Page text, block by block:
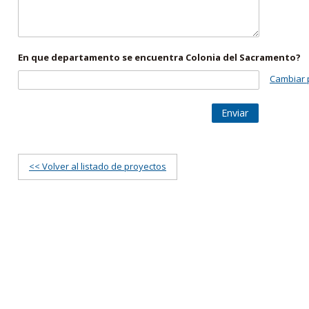
En que departamento se encuentra Colonia del Sacramento?
Cambiar
Enviar
<< Volver al listado de proyectos